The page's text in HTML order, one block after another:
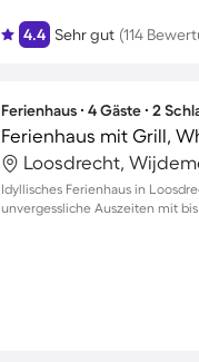
4.4 Sehr gut (114
Ferienhaus ∙ 4 Gäste ∙ 2
Loosdrecht,
Idyllisches Ferienhaus in
unvergessliche Auszeiten mit